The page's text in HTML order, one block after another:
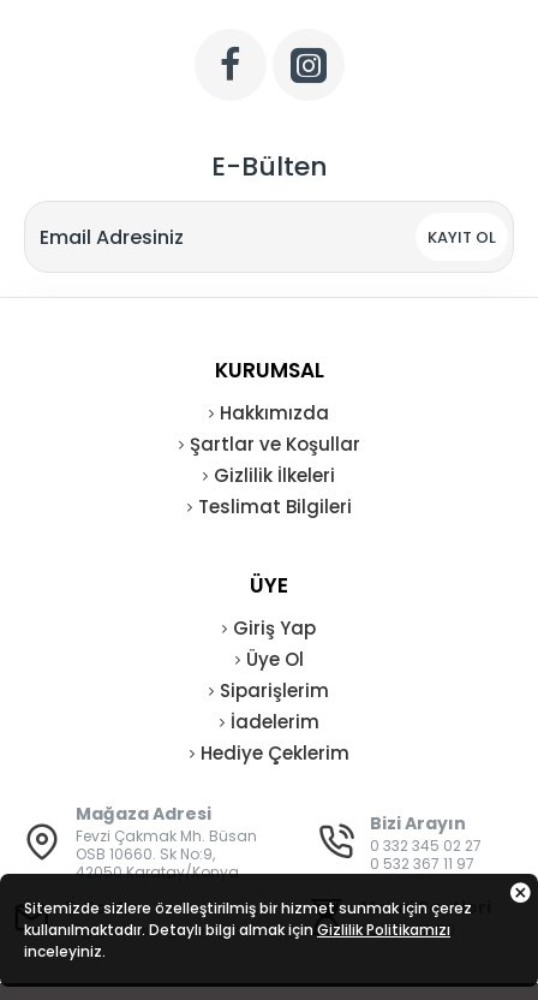
E-Bülten
KAYIT OL
KURUMSAL
Hakkımızda
Şartlar ve Koşullar
Gizlilik İlkeleri
Teslimat Bilgileri
ÜYE
Giriş Yap
Üye Ol
Siparişlerim
İadelerim
Hediye Çeklerim
Mağaza Adresi
Fevzi Çakmak Mh. Büsan
OSB 10660. Sk No:9,
42050 Karatay/Konya
Bizi Arayın
0 332 345 02 27
0 532 367 11 97
E-Posta
bilgi@vatanisguvenligi.com
Mesai Saatleri
08:00 - 19:00
Sitemizde sizlere özelleştirilmiş bir hizmet sunmak için çerez
kullanılmaktadır. Detaylı bilgi almak için Gizlilik Politikamızı
inceleyiniz.